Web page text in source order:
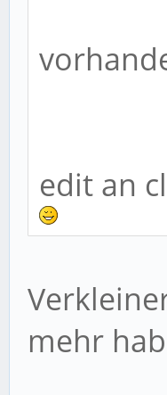
edit an
mehr